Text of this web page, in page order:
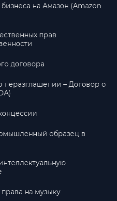
на Амазон (Amazon
прав
договора
неразглашении – Договор о
образец в
на музыку